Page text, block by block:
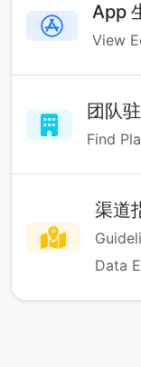
App
View
团队
Find
渠道
Data